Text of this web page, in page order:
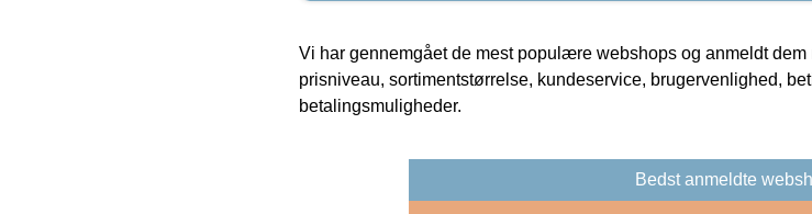
Vi har gennemgået de mest populære webshops og anmeldt dem
prisniveau, sortimentstørrelse, kundeservice, brugervenlighed,
betalingsmuligheder.
Bedst anmeldte